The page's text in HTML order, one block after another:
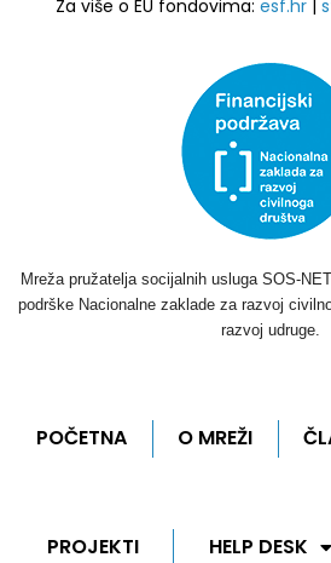
Za više o EU fondovima: esf.hr |
Mreža pružatelja socijalnih usluga SOS-
podrške Nacionalne zaklade za razvoj
razvoj udruge.
POČETNA O MREŽI
PROJEKTI HELP DESK